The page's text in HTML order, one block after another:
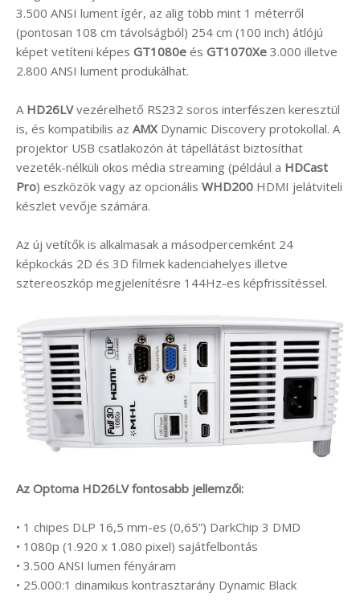
3.500 ANSI lument ígér, az alig több mint 1 méterről
(pontosan 108 cm távolságból) 254 cm (100 inch) átlójú
képet vetíteni képes GT1080e és GT1070Xe 3.000 illetve
2.800 ANSI lument produkálhat.
A HD26LVvezérelhető RS232 soros interfészen keresztül
is, és kompatibilis az AMX Dynamic Discovery protokollal. A
projektor USB csatlakozón át tápellátást biztosíthat
vezeték-nélküli okos média streaming (például a HDCast
Pro) eszközök vagy az opcionális WHD200 HDMI jelátviteli
készlet vevője számára.
Az új vetítők is alkalmasak a másodpercemként 24
képkockás 2D és 3D filmek kadenciahelyes illetve
sztereoszkóp megjelenítésre 144Hz-es képfrissítéssel.
Az Optoma HD26LV fontosabb jellemzői:
• 1 chipes DLP 16,5 mm-es (0,65”) DarkChip 3 DMD
• 1080p (1.920 x 1.080 pixel) sajátfelbontás
• 3.500 ANSI lumen fényáram
• 25.000:1 dinamikus kontrasztarány Dynamic Black